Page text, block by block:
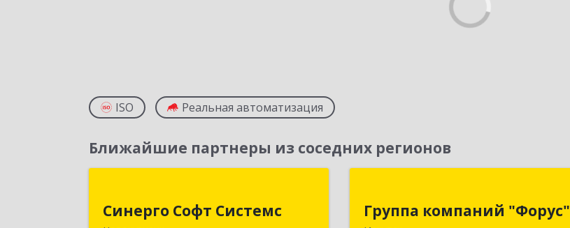
ISO Реальная автоматизация
Ближайшие партнеры из соседних регионов
Синерго Софт Системс
654005, Кемеровская обл,
Группа компаний "Форус"
664007, Иркутская обл, Иркутск г,